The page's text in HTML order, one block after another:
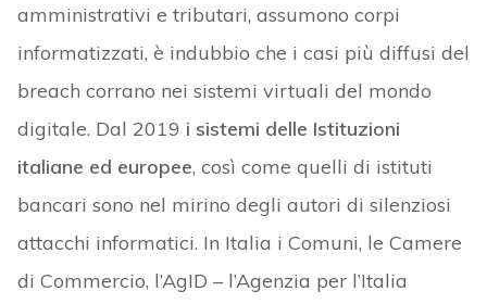
amministrativi e tributari, assumono corpi
informatizzati, è indubbio che i casi più diffusi del
breach corrano nei sistemi virtuali del mondo
digitale. Dal 2019 i sistemi delle Istituzioni
italiane ed europee, così come quelli di istituti
bancari sono nel mirino degli autori di silenziosi
attacchi informatici. In Italia i Comuni, le Camere
di Commercio, l’AgID – l’Agenzia per l’Italia